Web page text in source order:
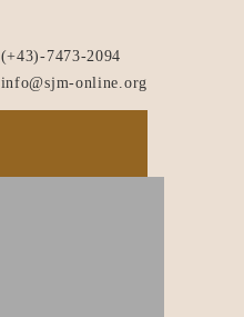
(+43)-7473-2094
info@sjm-online.org